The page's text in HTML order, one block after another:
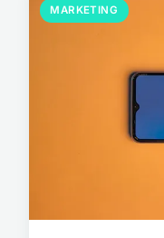
MARKETING